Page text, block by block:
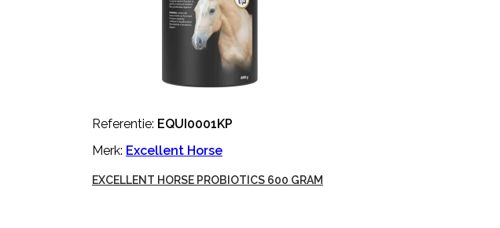
Referentie: EQUI0001KP
Merk: Excellent Horse
EXCELLENT HORSE PROBIOTICS 600 GRAM